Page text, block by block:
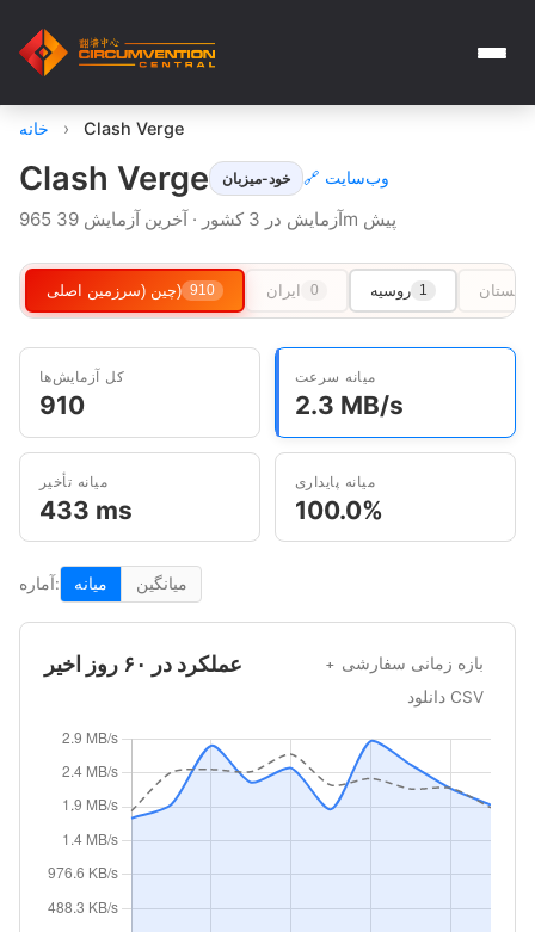
خانه › Clash Verge
Clash Verge خود-میزبان 🔗 وب‌سایت
965 آزمایش در 3 کشور · آخرین آزمایش 39m پیش
چین (سرزمین اصلی) 910 ایران 0 روسیه 1
کل آزمایش‌ها
910
میانه سرعت
2.3 MB/s
میانه تأخیر
433 ms
میانه پایداری
100.0%
آماره: میانه میانگین
عملکرد در ۶۰ روز اخیر
بازه زمانی سفارشی
دانلود CSV